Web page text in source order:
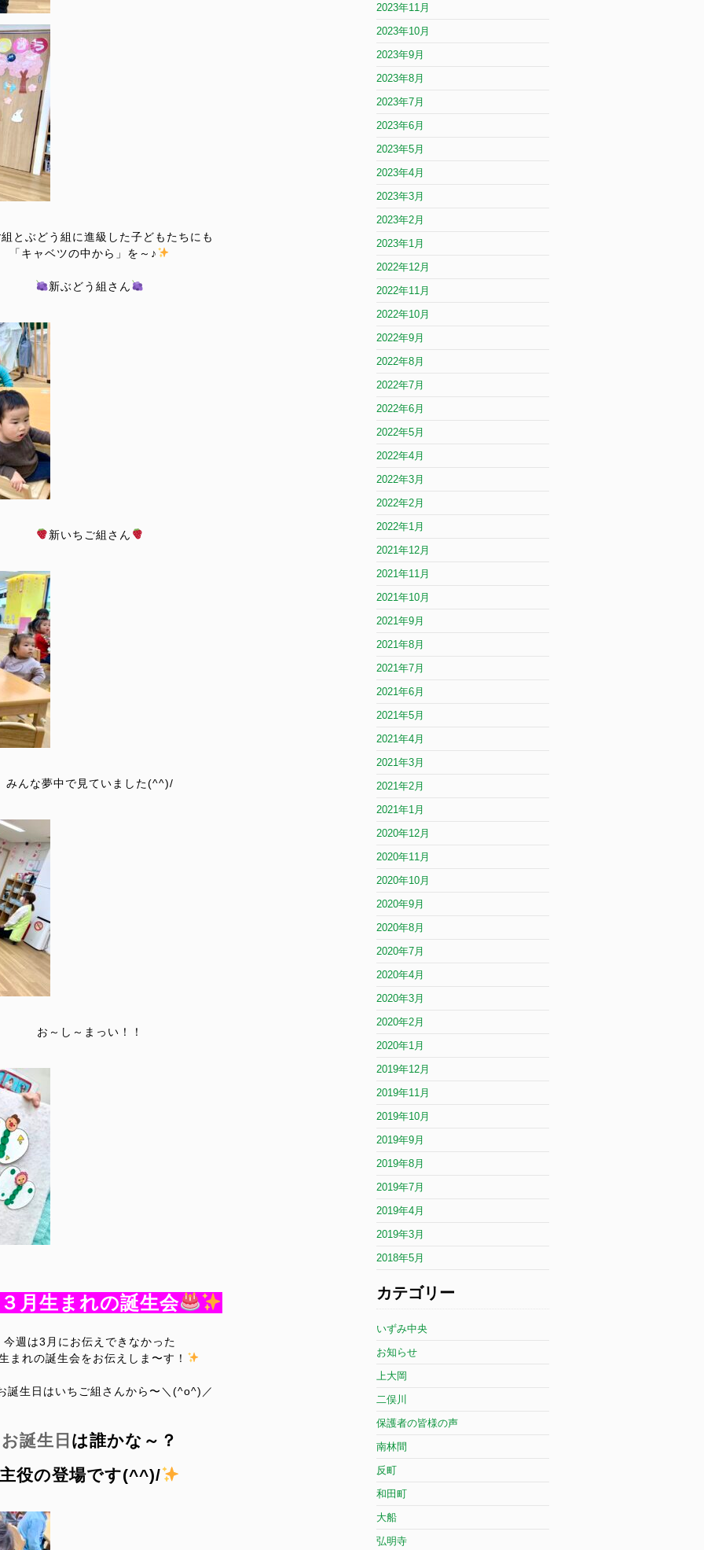
とぶどう組に進級した子どもたちにも
「キャベツの中から」を～♪
新ぶどう組さん
新いちご組さん
みんな夢中で見ていました(^^)/
お～し～まっい！！
３月生まれの誕生会
今週は3月にお伝えできなかった
まれの誕生会をお伝えしま〜す！
誕生日はいちご組さんから 〜＼(^o^)／
お誕生日 は誰かな ～？
役の登場です(^^)/
2023年11月
2023年10月
2023年9月
2023年8月
2023年7月
2023年6月
2023年5月
2023年4月
2023年3月
2023年2月
2023年1月
2022年12月
2022年11月
2022年10月
2022年9月
2022年8月
2022年7月
2022年6月
2022年5月
2022年4月
2022年3月
2022年2月
2022年1月
2021年12月
2021年11月
2021年10月
2021年9月
2021年8月
2021年7月
2021年6月
2021年5月
2021年4月
2021年3月
2021年2月
2021年1月
2020年12月
2020年11月
2020年10月
2020年9月
2020年8月
2020年7月
2020年4月
2020年3月
2020年2月
2020年1月
2019年12月
2019年11月
2019年10月
2019年9月
2019年8月
2019年7月
2019年4月
2019年3月
2018年5月
カテゴリー
いずみ中央
お知らせ
上大岡
二俣川
保護者の皆様の声
南林間
反町
和田町
大船
弘明寺